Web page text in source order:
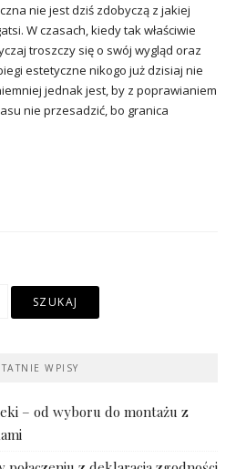
nie jest dziś zdobyczą z jakiej
W czasach, kiedy tak właściwie
troszczy się o swój wygląd oraz
estetyczne nikogo już dzisiaj nie
jednak jest, by z poprawianiem
nie przesadzić, bo granica
WPISY
– od wyboru do montażu z